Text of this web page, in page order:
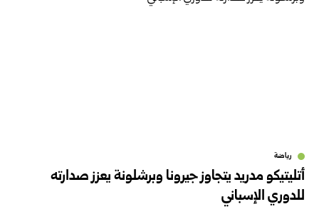
رياضة
أتليتيكو مدريد يتجاوز جيرونا وبرشلونة يعزز صدارته
للدوري الإسباني